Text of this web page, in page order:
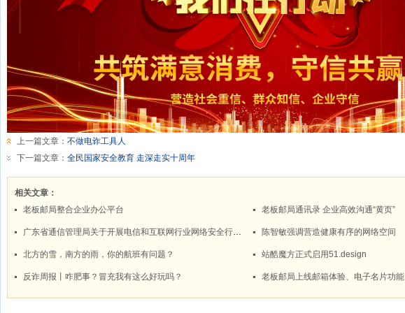
上一篇文章： 不做电诈工具人
下一篇文章： 全民国家安全教育 走深走实十周年
相关文章：
老板邮局整合企业办公平台
老板邮局通讯录 企业高效沟通“黄页”
广东省通信管理局关于开展电信和互联网行业网络安全行政检查工作的通知 陈智敏强调营造健康有序的网络空间
北方的雪，南方的雨，你的航班有问题？ 站酷魔方正式启用51.design
反诈周报丨咋肥事？冒充我有这么好玩吗？ 老板邮局上线邮箱体验、电子名片功能